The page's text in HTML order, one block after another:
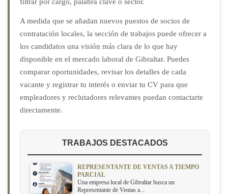
A medida que se añadan nuevos puestos de socios de
contratación locales, la sección de trabajos puede ofrecer a
los candidatos una visión más clara de lo que hay
disponible en el mercado laboral de Gibraltar. Puedes
comparar oportunidades, revisar los detalles de cada
vacante y registrar tu interés o enviar tu CV para que
empleadores y reclutadores relevantes puedan contactarte
directamente.
TRABAJOS DESTACADOS
REPRESENTANTE DE VENTAS A TIEMPO
PARCIAL
Una empresa local de Gibraltar busca un
Representante de Ventas a...